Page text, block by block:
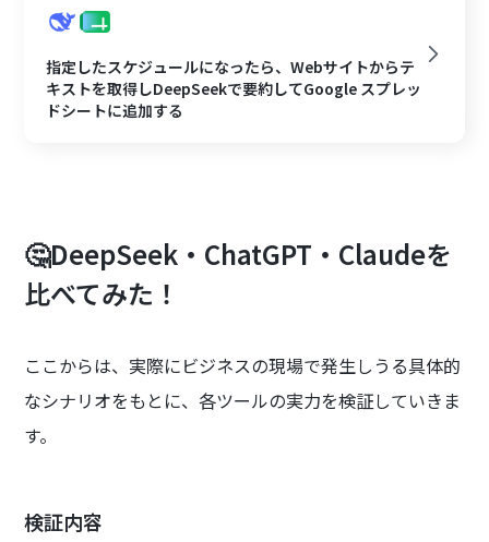
指定したスケジュールになったら、Webサイトからテ
キストを取得しDeepSeekで要約してGoogle スプレッ
ドシートに追加する
🤔DeepSeek・ChatGPT・Claudeを
比べてみた！
ここからは、実際にビジネスの現場で発生しうる具体的
なシナリオをもとに、各ツールの実力を検証していきま
す。
検証内容